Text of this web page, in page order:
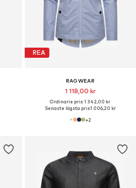
REA
RAGWEAR
1 118,00 kr
Ordinarie pris: 1 342,00 kr
Senaste lägsta pris:1 006,20 kr
+2